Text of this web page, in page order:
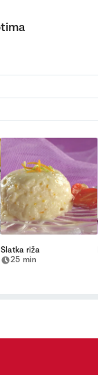
Slatka riža
25 min